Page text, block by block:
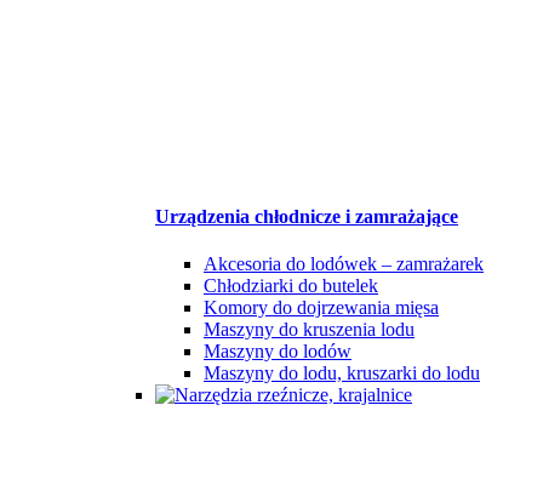
Urządzenia chłodnicze i zamrażające
Akcesoria do lodówek – zamrażarek
Chłodziarki do butelek
Komory do dojrzewania mięsa
Maszyny do kruszenia lodu
Maszyny do lodów
Maszyny do lodu, kruszarki do lodu